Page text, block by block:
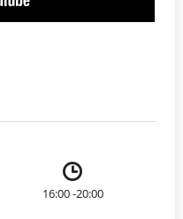
16:00 -20:00